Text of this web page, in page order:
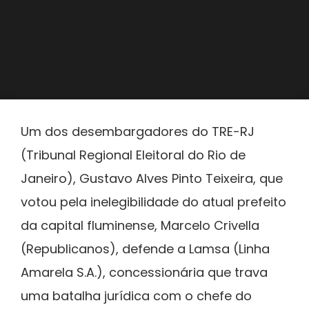
Um dos desembargadores do TRE-RJ
(Tribunal Regional Eleitoral do Rio de
Janeiro), Gustavo Alves Pinto Teixeira, que
votou pela inelegibilidade do atual prefeito
da capital fluminense, Marcelo Crivella
(Republicanos), defende a Lamsa (Linha
Amarela S.A.), concessionária que trava
uma batalha jurídica com o chefe do